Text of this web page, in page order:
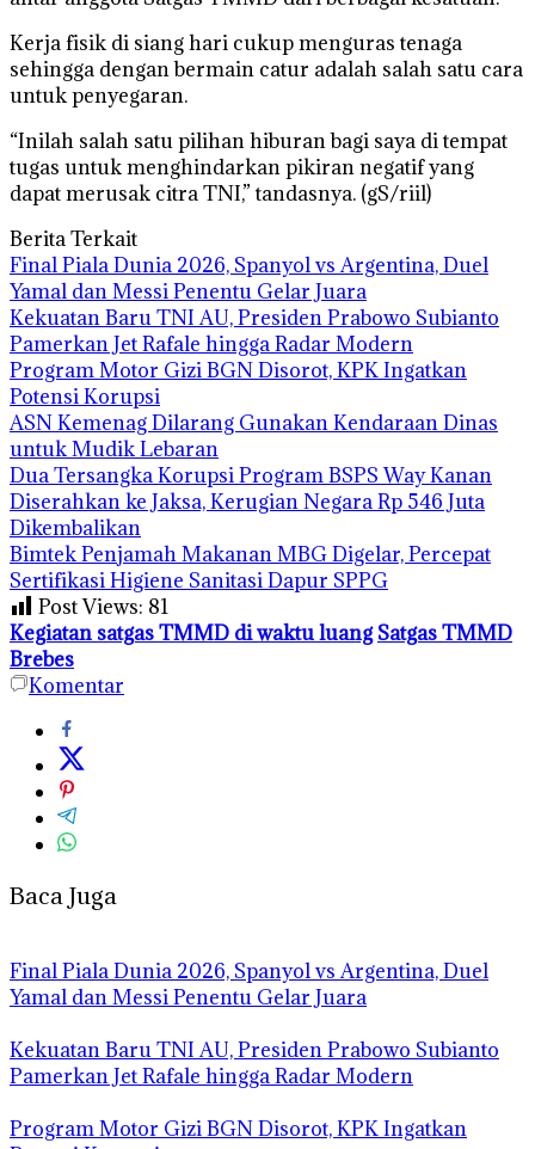
Kerja fisik di siang hari cukup menguras tenaga
sehingga dengan bermain catur adalah salah satu cara
untuk penyegaran.
“Inilah salah satu pilihan hiburan bagi saya di tempat
tugas untuk menghindarkan pikiran negatif yang
dapat merusak citra TNI,” tandasnya. (gS/riil)
Berita Terkait
Final Piala Dunia 2026, Spanyol vs Argentina, Duel
Yamal dan Messi Penentu Gelar Juara
Kekuatan Baru TNI AU, Presiden Prabowo Subianto
Pamerkan Jet Rafale hingga Radar Modern
Program Motor Gizi BGN Disorot, KPK Ingatkan
Potensi Korupsi
ASN Kemenag Dilarang Gunakan Kendaraan Dinas
untuk Mudik Lebaran
Dua Tersangka Korupsi Program BSPS Way Kanan
Diserahkan ke Jaksa, Kerugian Negara Rp 546 Juta
Dikembalikan
Bimtek Penjamah Makanan MBG Digelar, Percepat
Sertifikasi Higiene Sanitasi Dapur SPPG
Post Views: 81
Kegiatan satgas TMMD di waktu luang Satgas TMMD
Brebes
Komentar
Baca Juga
Final Piala Dunia 2026, Spanyol vs Argentina, Duel
Yamal dan Messi Penentu Gelar Juara
Kekuatan Baru TNI AU, Presiden Prabowo Subianto
Pamerkan Jet Rafale hingga Radar Modern
Program Motor Gizi BGN Disorot, KPK Ingatkan